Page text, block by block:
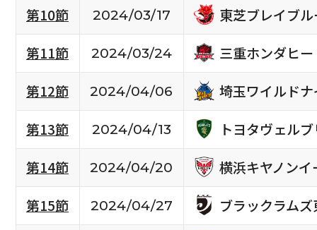
第10節
2024/03/17
東芝ブレイブ
第11節
2024/03/24
三重ホンダヒー
第12節
2024/04/06
埼玉ワイルド
第13節
2024/04/13
トヨタヴェル
第14節
2024/04/20
横浜キヤノンイ
第15節
2024/04/27
ブラックラムズ